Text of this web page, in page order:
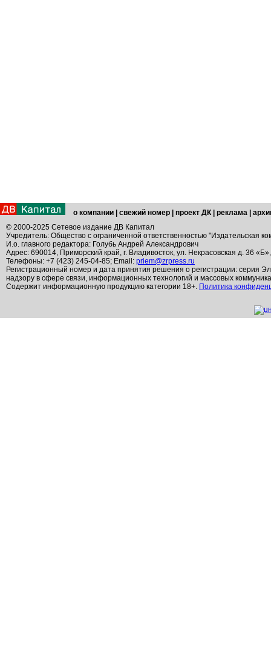
о компании свежий номер проект ДК реклама
© 2000-2025 Сетевое издание ДВ Капитал
Учредитель: Общество с ограниченной ответственностью "Издательская
И.о. главного редактора: Голубь Андрей Александрович
Адрес: 690014, Приморский край, г. Владивосток, ул. Некрасовская д. 36
Телефоны: +7 (423) 245-04-85; Email: priem@zrpress.ru
Регистрационный номер и дата принятия решения о регистрации: серия
надзору в сфере связи, информационных технологий и массовых
Содержит информационную продукцию категории 18+. Политика